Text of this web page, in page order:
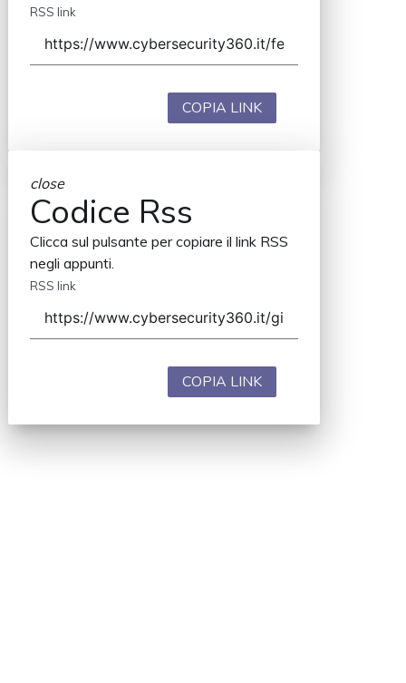
RSS link
COPIA LINK
close
Codice Rss
Clicca sul pulsante per copiare il link RSS
negli appunti.
RSS link
COPIA LINK